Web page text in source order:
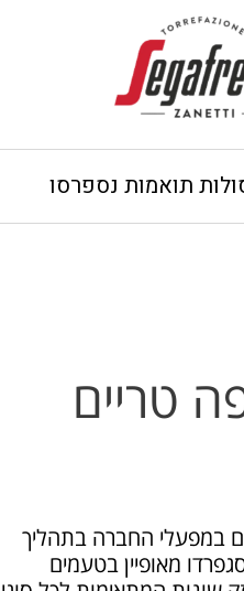
תואמות נספרסו
טריים
במפעלי החברה בתהליך
מאופיין בטעמים